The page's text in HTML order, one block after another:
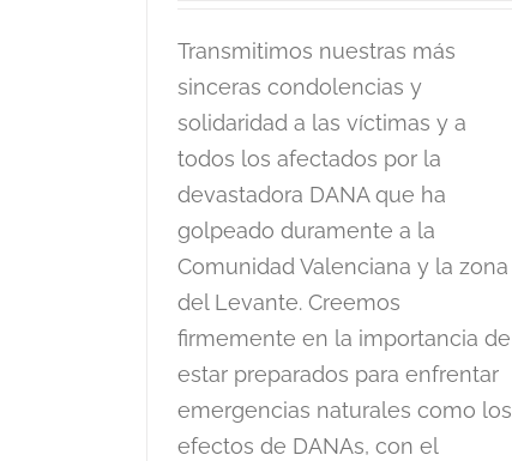
Transmitimos nuestras más
sinceras condolencias y
solidaridad a las víctimas y a
todos los afectados por la
devastadora DANA que ha
golpeado duramente a la
Comunidad Valenciana y la zona
del Levante. Creemos
firmemente en la importancia de
estar preparados para enfrentar
emergencias naturales como los
efectos de DANAs, con el